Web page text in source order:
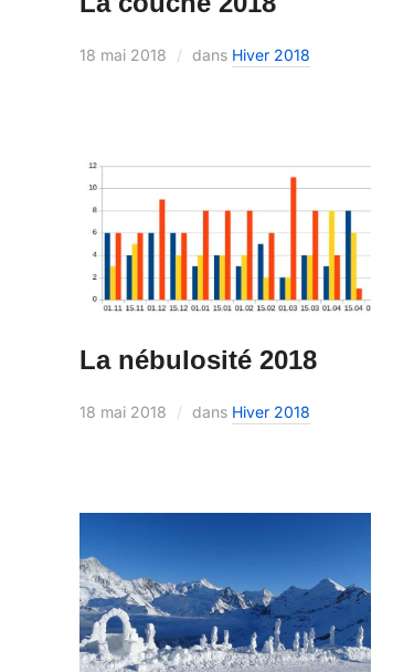
18 mai 2018 dans Hiver 2018
La nébulosité 2018
18 mai 2018 dans Hiver 2018